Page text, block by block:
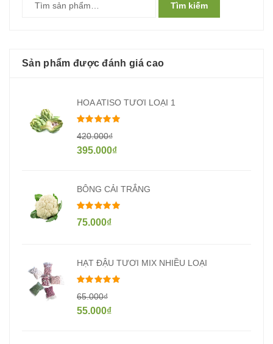
Tìm kiếm
Sản phẩm được đánh giá cao
HOA ATISO TƯƠI LOẠI 1
420.000₫
395.000₫
BÔNG CẢI TRẮNG
75.000₫
HẠT ĐẬU TƯƠI MIX NHIỀU LOẠI
65.000₫
55.000₫